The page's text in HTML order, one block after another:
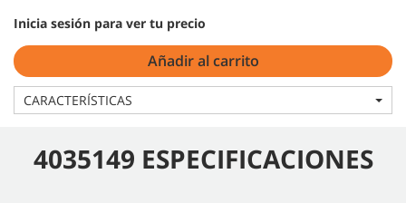
Inicia sesión para ver tu precio
Añadir al carrito
CARACTERÍSTICAS
4035149 ESPECIFICACIONES